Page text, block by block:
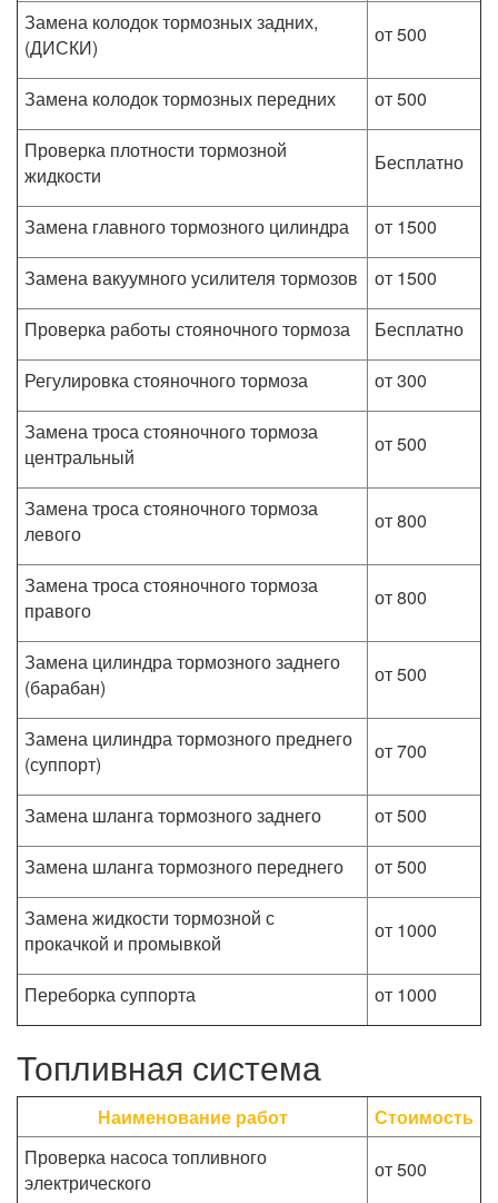
Замена колодок тормозных задних,
(ДИСКИ)
от 500
Замена колодок тормозных передних
от 500
Проверка плотности тормозной
жидкости
Бесплатно
Замена главного тормозного цилиндра
от 1500
Замена вакуумного усилителя тормозов
от 1500
Проверка работы стояночного тормоза
Бесплатно
Регулировка стояночного тормоза
от 300
Замена троса стояночного тормоза
центральный
от 500
Замена троса стояночного тормоза
левого
от 800
Замена троса стояночного тормоза
правого
от 800
Замена цилиндра тормозного заднего
(барабан)
от 500
Замена цилиндра тормозного преднего
(суппорт)
от 700
Замена шланга тормозного заднего
от 500
Замена шланга тормозного переднего
от 500
Замена жидкости тормозной с
прокачкой и промывкой
от 1000
Переборка суппорта от 1000
Топливная система
Наименование работ
Стоимость
Проверка насоса топливного
электрического
от 500